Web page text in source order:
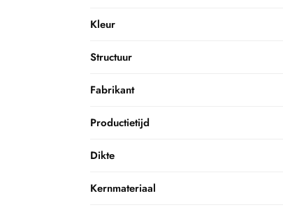
Kleur
Structuur
Fabrikant
Productietijd
Dikte
Kernmateriaal